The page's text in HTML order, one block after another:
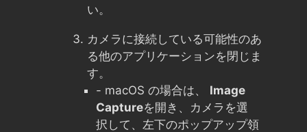
い。
カメラに接続している可能性のあ
る他のアプリケーションを閉じま
す。
- macOS の場合は、 Image
Captureを開き、カメラを選
択して、左下のポップアップ領